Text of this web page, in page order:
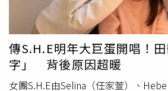
下一輪牛市。FQA｜房貸到底要不要
說房貸不要太早還，這句話對嗎？徐
貸，關鍵在於自己有沒有能力把資金
有，就乖乖還房貸。黃舒衛：沒有一
場環境。如果投資市場處於牛市，資
有利；但也要考慮未來的還款及轉貸
家責任、政策涵蓋範圍及定期檢討機
相互補強。失智症診斷治療持續發展
台灣臨床失智症學會徐榮隆理事長從
示，不同病因、病程與階段，需要不
持。目前已經進入精準診斷、精準治
尚未完全跟上。他認為，未來可進一
傳S.H.E明年大巨蛋開唱！
字」 背後原因超暖
女團S.H.E由Selina（任家萱）、